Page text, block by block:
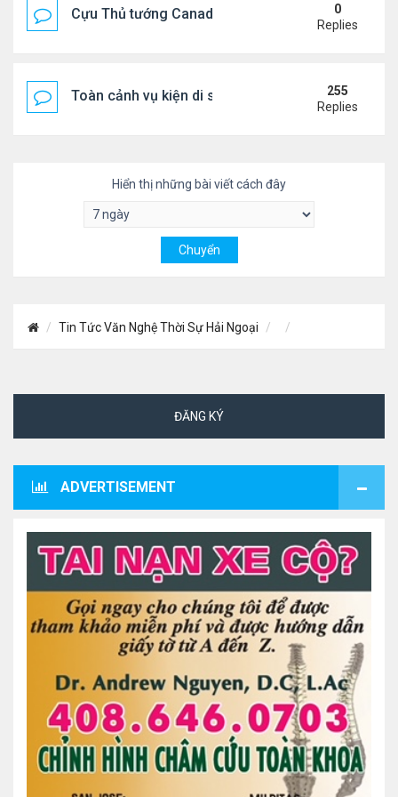
Cựu Thủ tướng Canada đắm đuối khóa môi Katy
0
Replies
Toàn cảnh vụ kiện di sản CNS VŨ LINH
255
Replies
Hiển thị những bài viết cách đây
Tin Tức Văn Nghệ Thời Sự Hải Ngoại
ĐĂNG KÝ
ADVERTISEMENT